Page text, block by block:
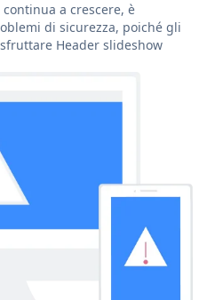
a crescere, è
di sicurezza, poiché gli
Header slideshow